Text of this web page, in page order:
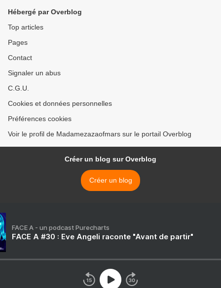
Hébergé par Overblog
Top articles
Pages
Contact
Signaler un abus
C.G.U.
Cookies et données personnelles
Préférences cookies
Voir le profil de Madamezazaofmars sur le portail Overblog
Créer un blog sur Overblog
Créer un blog
FACE A - un podcast Purecharts
FACE A #30 : Eve Angeli raconte "Avant de partir"